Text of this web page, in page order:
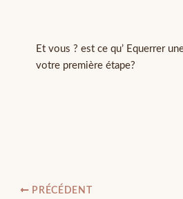
Et vous ? est ce qu’ Equerrer
votre première étape?
PRÉCÉDENT